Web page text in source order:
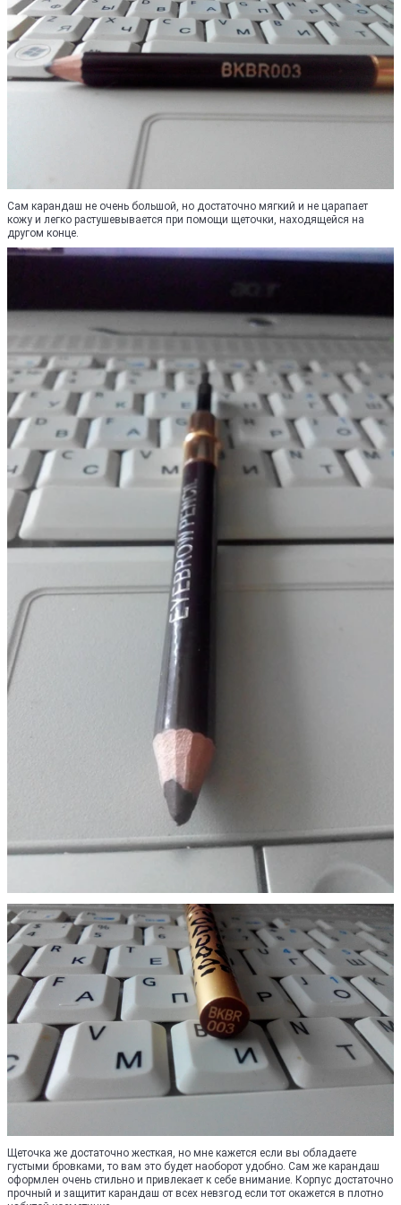
Сам карандаш не очень большой, но достаточно мягкий и не царапает
кожу и легко растушевывается при помощи щеточки, находящейся на
другом конце.
Щеточка же достаточно жесткая, но мне кажется если вы обладаете
густыми бровками, то вам это будет наоборот удобно. Сам же карандаш
оформлен очень стильно и привлекает к себе внимание. Корпус достаточно
прочный и защитит карандаш от всех невзгод если тот окажется в плотно